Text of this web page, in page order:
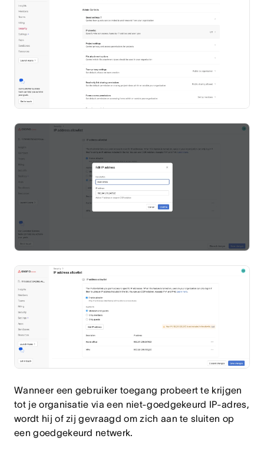
Wanneer een gebruiker toegang probeert te krijgen
tot je organisatie via een niet-goedgekeurd IP-adres,
wordt hij of zij gevraagd om zich aan te sluiten op
een goedgekeurd netwerk.